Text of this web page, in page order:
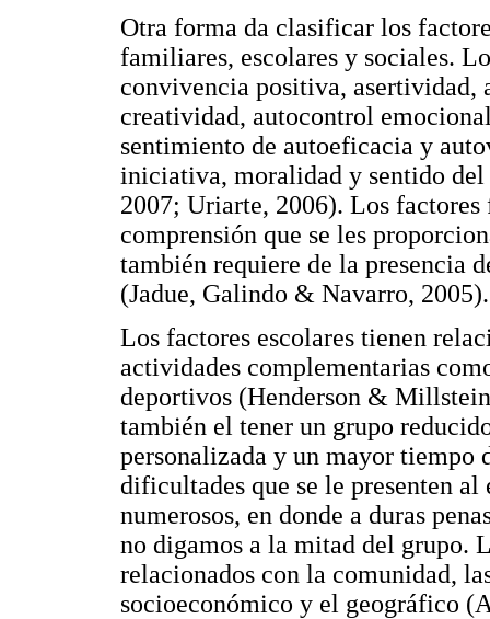
Otra forma da clasificar los
familiares, escolares y sociales.
convivencia positiva,
creatividad, autocontrol
sentimiento de autoeficacia y
iniciativa, moralidad y sentido
2007; Uriarte, 2006). Los
comprensión que se les
también requiere de la presencia
(Jadue, Galindo & Navarro, 2005).
Los factores escolares tienen
actividades complementarias
deportivos (Henderson &
también el tener un grupo
personalizada y un mayor tiempo
dificultades que se le presenten
numerosos, en donde a duras
no digamos a la mitad del grupo.
relacionados con la comunidad,
socioeconómico y el geográfico